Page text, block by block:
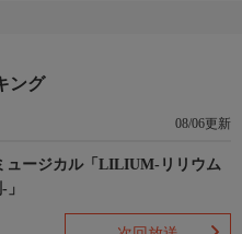
ング
08/06更新
ュージカル「LILIUM-リリウム